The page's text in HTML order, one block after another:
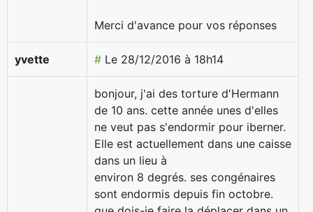
Merci d'avance pour vos réponses
yvette # Le 28/12/2016 à 18h14
bonjour, j'ai des torture d'Hermann
de 10 ans. cette année unes d'elles
ne veut pas s'endormir pour iberner.
Elle est actuellement dans une caisse
dans un lieu à
environ 8 degrés. ses congénaires
sont endormis depuis fin octobre.